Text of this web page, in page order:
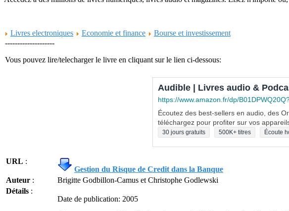
Livres electroniques
Economie et finance
Bourse et investissement
--------------------
Vous pouvez lire/telecharger le livre en cliquant sur le lien ci-dessous:
Audible | Livres audio &
https://www.amazon.fr/dp/
Écoutez des best-sellers en audio, des
téléchargez pour profiter sur vos
30 jours gratuits 500K+ titres Écoute
URL :
Gestion du Risque de Credit dans la Banque
Auteur :
Brigitte Godbillon-Camus et Christophe Godlewski
Détails :
Date de publication: 2005